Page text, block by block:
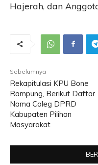
Hajerah, dan
Sebelumnya
Rekapitulasi KPU Bone
Rampung, Berikut Daftar
Nama Caleg DPRD
Kabupaten Pilihan
Masyarakat